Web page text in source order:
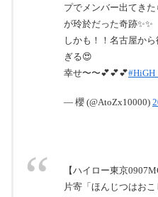
プでメンバー出てき
が玲於だった奇跡✨✨
しかも！！名古屋か
ぎる😍
幸せ〜〜💕💕💕
— 櫻 (@AtoZx10000)
【ハイロー東京
片寄「ほんじつはお